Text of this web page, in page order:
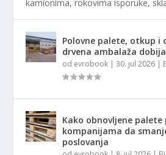
kamionima, rokovima isporuke,
Polovne palete, otkup i
drvena ambalaža
od evrobook |30. jul 2026 |
Kako obnovljene palete
kompanijama da
poslovanja